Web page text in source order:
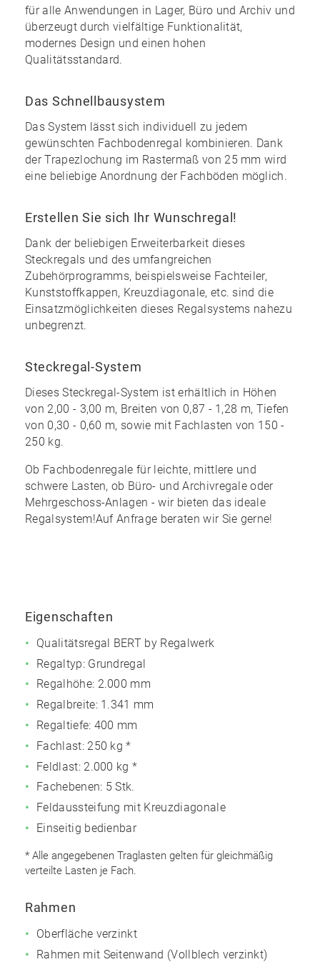
für alle Anwendungen in Lager, Büro und Archiv und
überzeugt durch vielfältige Funktionalität,
modernes Design und einen hohen
Qualitätsstandard.
Das Schnellbausystem
Das System lässt sich individuell zu jedem
gewünschten Fachbodenregal kombinieren. Dank
der Trapezlochung im Rastermaß von 25 mm wird
eine beliebige Anordnung der Fachböden möglich.
Erstellen Sie sich Ihr Wunschregal!
Dank der beliebigen Erweiterbarkeit dieses
Steckregals und des umfangreichen
Zubehörprogramms, beispielsweise Fachteiler,
Kunststoffkappen, Kreuzdiagonale, etc. sind die
Einsatzmöglichkeiten dieses Regalsystems nahezu
unbegrenzt.
Steckregal-System
Dieses Steckregal-System ist erhältlich in Höhen
von 2,00 - 3,00 m, Breiten von 0,87 - 1,28 m, Tiefen
von 0,30 - 0,60 m, sowie mit Fachlasten von 150 -
250 kg.
Ob Fachbodenregale für leichte, mittlere und
schwere Lasten, ob Büro- und Archivregale oder
Mehrgeschoss-Anlagen - wir bieten das ideale
Regalsystem!Auf Anfrage beraten wir Sie gerne!
Eigenschaften
Qualitätsregal BERT by Regalwerk
Regaltyp: Grundregal
Regalhöhe: 2.000 mm
Regalbreite: 1.341 mm
Regaltiefe: 400 mm
Fachlast: 250 kg *
Feldlast: 2.000 kg *
Fachebenen: 5 Stk.
Feldaussteifung mit Kreuzdiagonale
Einseitig bedienbar
* Alle angegebenen Traglasten gelten für gleichmäßig
verteilte Lasten je Fach.
Rahmen
Oberfläche verzinkt
Rahmen mit Seitenwand (Vollblech verzinkt)